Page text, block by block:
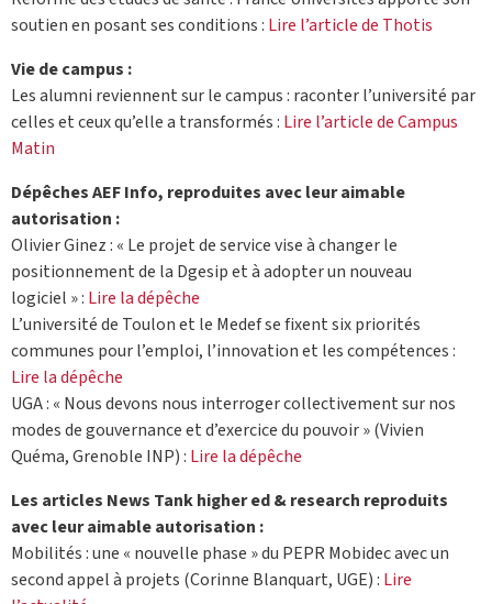
soutien en posant ses conditions : Lire l’article de Thotis
Vie de campus :
Les alumni reviennent sur le campus : raconter l’université par
celles et ceux qu’elle a transformés : Lire l’article de Campus
Matin
Dépêches AEF Info, reproduites avec leur aimable
autorisation :
Olivier Ginez : « Le projet de service vise à changer le
positionnement de la Dgesip et à adopter un nouveau
logiciel » : Lire la dépêche
L’université de Toulon et le Medef se fixent six priorités
communes pour l’emploi, l’innovation et les compétences :
Lire la dépêche
UGA : « Nous devons nous interroger collectivement sur nos
modes de gouvernance et d’exercice du pouvoir » (Vivien
Quéma, Grenoble INP) : Lire la dépêche
Les articles News Tank higher ed & research reproduits
avec leur aimable autorisation :
Mobilités : une « nouvelle phase » du PEPR Mobidec avec un
second appel à projets (Corinne Blanquart, UGE) : Lire